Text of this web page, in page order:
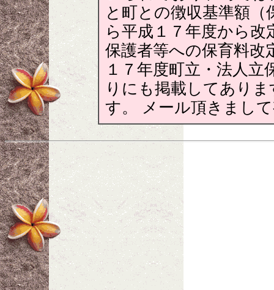
と町との徴収基準額
ら平成１７年度から
保護者等への保育料改
１７年度町立・法人立
りにも掲載してあり
す。 メール頂きまし